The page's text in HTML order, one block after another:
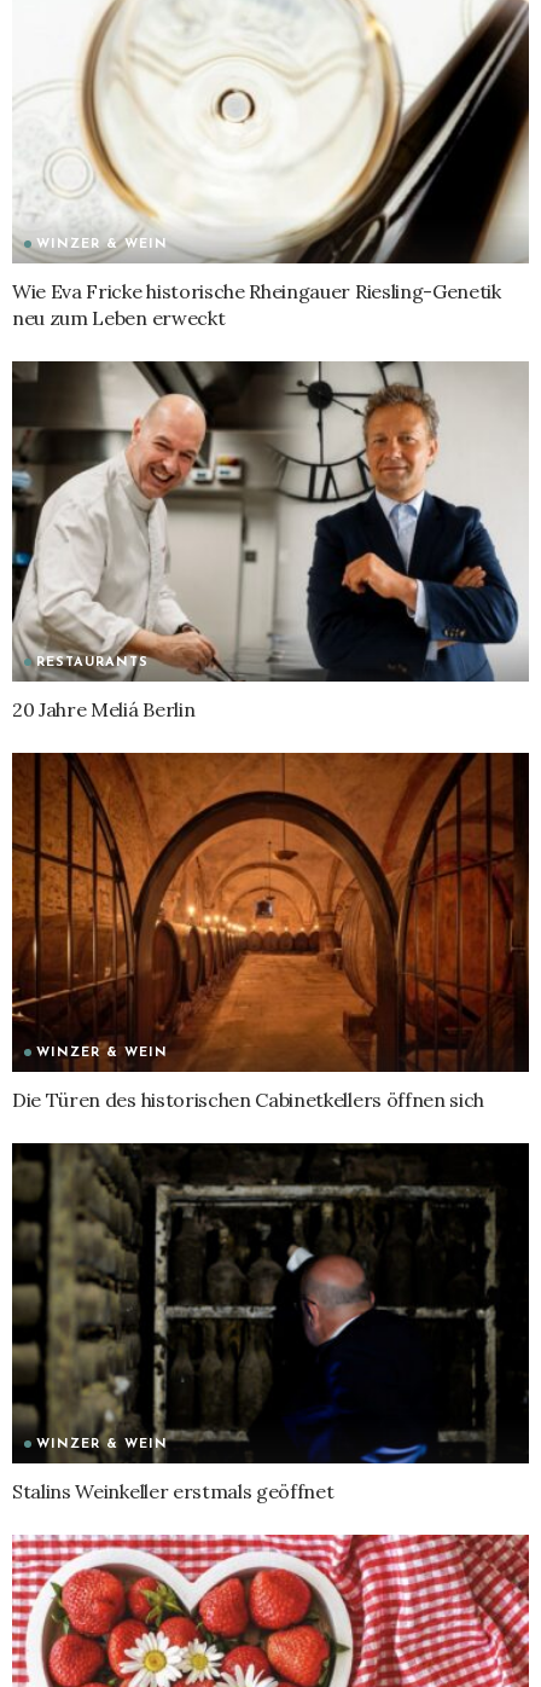
WINZER & WEIN
Wie Eva Fricke historische Rheingauer Riesling-Genetik
neu zum Leben erweckt
RESTAURANTS
20 Jahre Meliá Berlin
WINZER & WEIN
Die Türen des historischen Cabinetkellers öffnen sich
WINZER & WEIN
Stalins Weinkeller erstmals geöffnet